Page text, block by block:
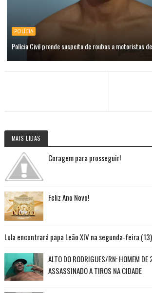
POLÍCIA
Polícia Civil prende suspeito de roubos a motoristas
MAIS LIDAS
Coragem para prosseguir!
Feliz Ano Novo!
Lula encontrará papa Leão XIV na segunda-feira
ALTO DO RODRIGUES/RN: HOMEM DE
ASSASSINADO A TIROS NA CIDADE